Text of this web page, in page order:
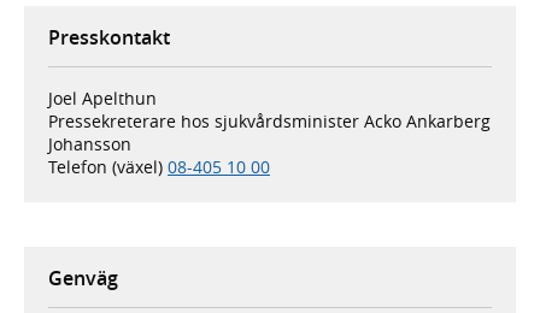
Presskontakt
Joel Apelthun
Pressekreterare hos sjukvårdsminister Acko Ankarberg
Johansson
Telefon (växel) 08-405 10 00
Genväg